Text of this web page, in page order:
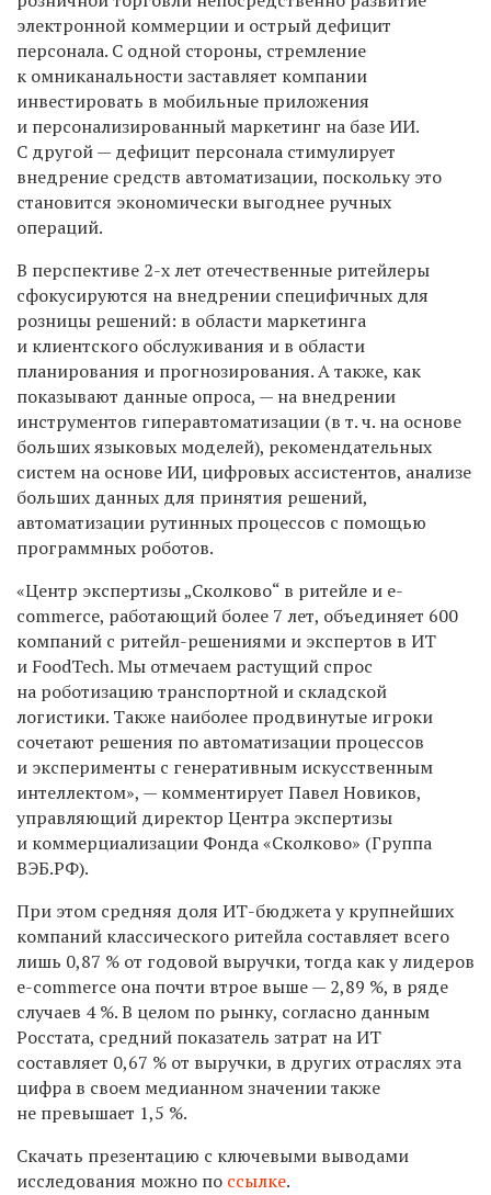
электронной коммерции и острый дефицит
персонала. С одной стороны, стремление
к омниканальности заставляет компании
инвестировать в мобильные приложения
и персонализированный маркетинг на базе ИИ.
С другой — дефицит персонала стимулирует
внедрение средств автоматизации, поскольку это
становится экономически выгоднее ручных
операций.
В перспективе 2-х лет отечественные ритейлеры
сфокусируются на внедрении специфичных для
розницы решений: в области маркетинга
и клиентского обслуживания и в области
планирования и прогнозирования. А также, как
показывают данные опроса, — на внедрении
инструментов гиперавтоматизации (в т. ч. на основе
больших языковых моделей), рекомендательных
систем на основе ИИ, цифровых ассистентов, анализе
больших данных для принятия решений,
автоматизации рутинных процессов с помощью
программных роботов.
«Центр экспертизы „Сколково“ в ритейле и e-
commerce, работающий более 7 лет, объединяет 600
компаний с ритейл-решениями и экспертов в ИТ
и FoodTech. Мы отмечаем растущий спрос
на роботизацию транспортной и складской
логистики. Также наиболее продвинутые игроки
сочетают решения по автоматизации процессов
и эксперименты с генеративным искусственным
интеллектом», — комментирует Павел Новиков,
управляющий директор Центра экспертизы
и коммерциализации Фонда «Сколково» (Группа
ВЭБ.РФ).
При этом средняя доля ИТ-бюджета у крупнейших
компаний классического ритейла составляет всего
лишь 0,87 % от годовой выручки, тогда как у лидеров
e-commerce она почти втрое выше — 2,89 %, в ряде
случаев 4 %. В целом по рынку, согласно данным
Росстата, средний показатель затрат на ИТ
составляет 0,67 % от выручки, в других отраслях эта
цифра в своем медианном значении также
не превышает 1,5 %.
Скачать презентацию с ключевыми выводами
исследования можно по ссылке.